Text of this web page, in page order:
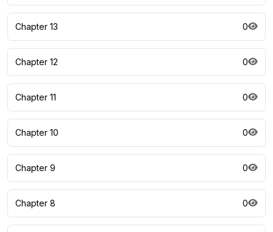
Chapter 13 0
Chapter 12 0
Chapter 11 0
Chapter 10 0
Chapter 9 0
Chapter 8 0